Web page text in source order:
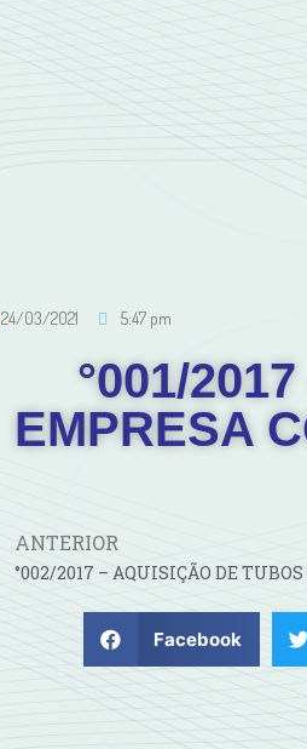
24/03/2021 5:47 pm
°001/
EMPRESA
ANTERIOR
Facebook